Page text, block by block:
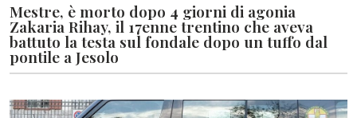
Mestre, è morto dopo 4 giorni di agonia
Zakaria Rihay, il 17enne trentino che aveva
battuto la testa sul fondale dopo un tuffo dal
pontile a Jesolo